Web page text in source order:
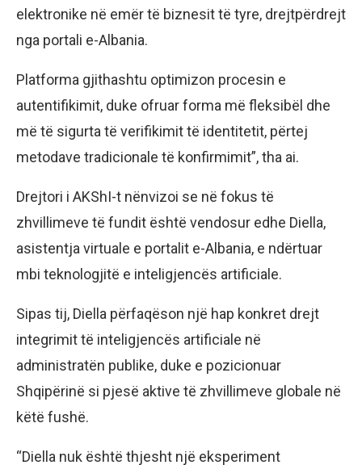
elektronike në emër të biznesit të tyre, drejtpërdrejt
nga portali e-Albania.
Platforma gjithashtu optimizon procesin e
autentifikimit, duke ofruar forma më fleksibël dhe
më të sigurta të verifikimit të identitetit, përtej
metodave tradicionale të konfirmimit”, tha ai.
Drejtori i AKShI-t nënvizoi se në fokus të
zhvillimeve të fundit është vendosur edhe Diella,
asistentja virtuale e portalit e-Albania, e ndërtuar
mbi teknologjitë e inteligjencës artificiale.
Sipas tij, Diella përfaqëson një hap konkret drejt
integrimit të inteligjencës artificiale në
administratën publike, duke e pozicionuar
Shqipërinë si pjesë aktive të zhvillimeve globale në
këtë fushë.
“Diella nuk është thjesht një eksperiment